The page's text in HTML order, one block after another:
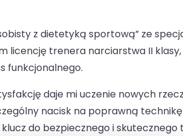
z dietetyką sportową” ze
licencję trenera narciarstwa II
funkcjonalnego.
daje mi uczenie nowych
nacisk na poprawną
do bezpiecznego i skutecznego